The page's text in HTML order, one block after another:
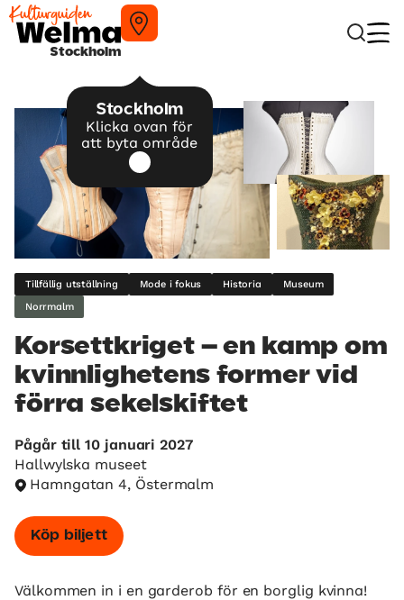
Stockholm
Stockholm
Klicka ovan för
att byta område
Tillfällig utställning Mode i fokus Historia
Museum
Norrmalm
Korsettkriget – en kamp om
kvinnlighetens former vid
förra sekelskiftet
Pågår till 10 januari 2027
Hallwylska museet
Hamngatan 4, Östermalm
Köp biljett
Välkommen in i en garderob för en borglig kvinna!